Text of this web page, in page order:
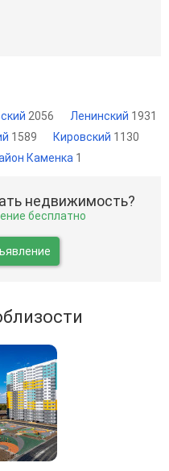
2056 Ленинский 1931
1589 Кировский 1130
Каменка 1
недвижимость?
бесплатно